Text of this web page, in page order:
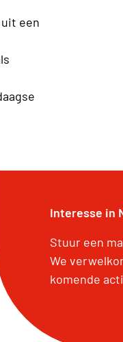
een
Interesse in
Stuur een
We
komende